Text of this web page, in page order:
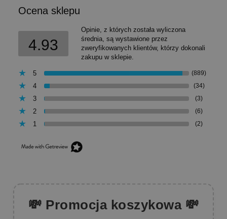
Ocena sklepu
4.93
Opinie, z których została wyliczona
średnia, są wystawione przez
zweryfikowanych klientów, którzy dokonali
zakupu w sklepie.
5 (889)
4 (34)
3 (3)
2 (6)
1 (2)
💸 Promocja koszykowa 💸